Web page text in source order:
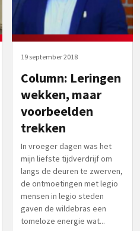
19 september 2018
Column: Leringen
wekken, maar
voorbeelden
trekken
In vroeger dagen was het
mijn liefste tijdverdrijf om
langs de deuren te zwerven,
de ontmoetingen met legio
mensen in legio steden
gaven de wildebras een
tomeloze energie wat...